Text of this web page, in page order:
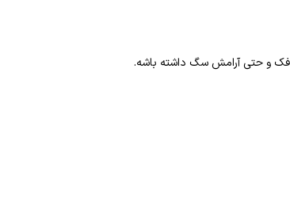
فک و حتی آرامش سگ داشته باشه.